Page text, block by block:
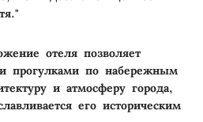
отеля позволяет
прогулками по набережным
и атмосферу города,
его историческим